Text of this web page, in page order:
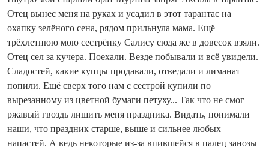
Отец вынес меня на руках и усадил в этот тарантас на
охапку зелёного сена, рядом прильнула мама. Ещё
трёхлетнюю мою сестрёнку Салису сюда же в довесок взяли.
Отец сел за кучера. Поехали. Везде побывали и всё увидели.
Сладостей, какие купцы продавали, отведали и лиманат
попили. Ещё сверх того нам с сестрой купили по
вырезанному из цветной бумаги петуху... Так что не смог
ржавый гвоздь лишить меня праздника. Видать, понимали
наши, что праздник старше, выше и сильнее любых
напастей. А ведь некоторые из-за впившейся в палец занозы